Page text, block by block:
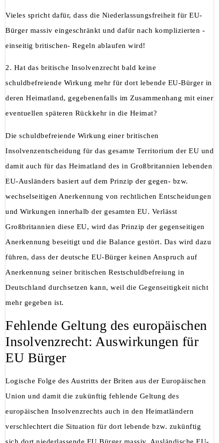
Vieles spricht dafür, dass die Niederlassungsfreiheit für EU-
Bürger massiv eingeschränkt und dafür nach komplizierten -
einseitig britischen- Regeln ablaufen wird!
2. Hat das britische Insolvenzrecht bald keine
schuldbefreiende Wirkung mehr für dort lebende EU-Bürger in
deren Heimatland, gegebenenfalls im Zusammenhang mit einer
eventuellen späteren Rückkehr in die Heimat?
Die schuldbefreiende Wirkung einer britischen
Insolvenzentscheidung für das gesamte Territorium der EU und
damit auch für das Heimatland des in Großbritannien lebenden
EU-Ausländers basiert auf dem Prinzip der gegen- bzw.
wechselseitigen Anerkennung von rechtlichen Entscheidungen
und Wirkungen innerhalb der gesamten EU. Verlässt
Großbritannien diese EU, wird das Prinzip der gegenseitigen
Anerkennung beseitigt und die Balance gestört. Das wird dazu
führen, dass der deutsche EU-Bürger keinen Anspruch auf
Anerkennung seiner britischen Restschuldbefreiung in
Deutschland durchsetzen kann, weil die Gegenseitigkeit nicht
mehr gegeben ist.
Fehlende Geltung des europäischen
Insolvenzrecht: Auswirkungen für
EU Bürger
Logische Folge des Austritts der Briten aus der Europäischen
Union und damit die zukünftig fehlende Geltung des
europäischen Insolvenzrechts auch in den Heimatländern
verschlechtert die Situation für dort lebende bzw. zukünftig